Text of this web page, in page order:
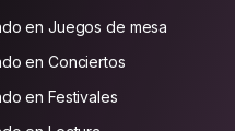
en Juegos de mesa
en Conciertos
en Festivales